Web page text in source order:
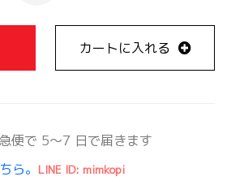
カートに入れる
便で 5～7 日で届きます
ら。 LINE ID: mimkopi